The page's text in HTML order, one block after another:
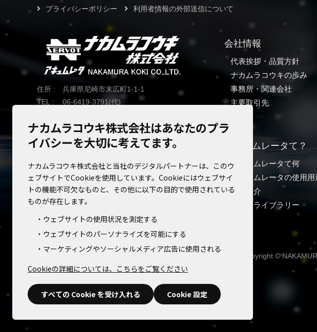
プライバシーポリシー 利用者情報の外部送信について
住所 :
兵庫県尼崎市末広町1-1-1
TEL :
06-6419-3791(代)
会社情報
代表挨拶・品質方針
ナカムラコウキの歩み
事務所・関連会社
主要取引先
アキュムレータて？
アキュムレータて何
アキュムレータの使用用
事例紹介
ビデオライブラリー
Copyright ©
ナカムラコウキ株式会社はあなたのプラ
イバシーを大切に考えてます。
ナカムラコウキ株式会社と当社のデジタルパートナーは、このウ
ェブサイトでCookieを使用しています。Cookieにはウェブサイ
トの機能不可欠なものと、その他に以下の目的で使用されている
ものが存在します。
ウェブサイトの使用状況を測定する
ウェブサイトのパーソナライズを可能にする
マーケティングやソーシャルメディア広告に使用される
Cookieの詳細については、こちらをご覧ください
すべての Cookie を受け入れる Cookie 設定